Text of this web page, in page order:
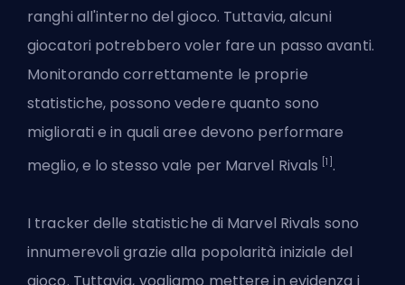
ranghi all'interno del gioco. Tuttavia, alcuni
giocatori potrebbero voler fare un passo avanti.
Monitorando correttamente le proprie
statistiche, possono vedere quanto sono
migliorati e in quali aree devono performare
meglio, e lo stesso vale per Marvel Rivals [1] .
I tracker delle statistiche di Marvel Rivals sono
innumerevoli grazie alla popolarità iniziale del